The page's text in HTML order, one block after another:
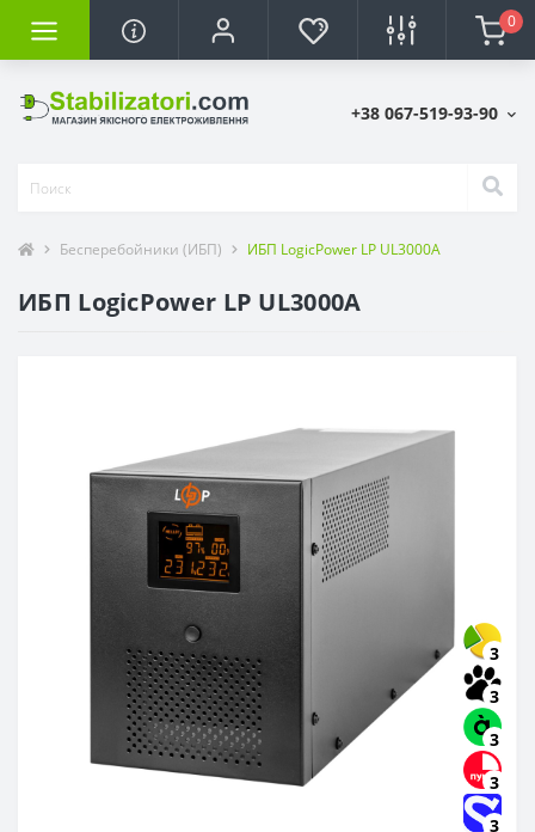
0
+38 067-519-93-90
Бесперебойники (ИБП) ИБП LogicPower LP UL3000A
ИБП LogicPower LP UL3000A
3
3
3
3
3